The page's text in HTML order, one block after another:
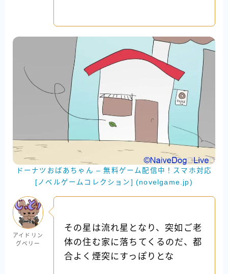
ドーナツおばあちゃん – 無料ゲーム配信中！スマホ対応
[ノベルゲームコレクション] (novelgame.jp)
アイドリン
グベリー
その星は流れ星となり、突如ご老
体の住む家に落ちてくるのだ、都
合よく煙突にすっぽりとな